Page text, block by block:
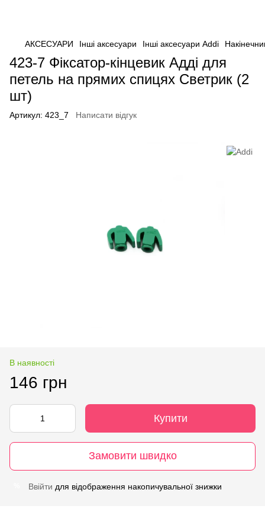
АКСЕСУАРИ Інші аксесуари Інші аксесуари Addi
423-7 Фіксатор-кінцевик Адді для
петель на прямих спицях Светрик (2
шт)
Артикул: 423_7 Написати відгук
В наявності
146 грн
Купити
Замовити швидко
Ввійти для відображення накопичувальної знижки